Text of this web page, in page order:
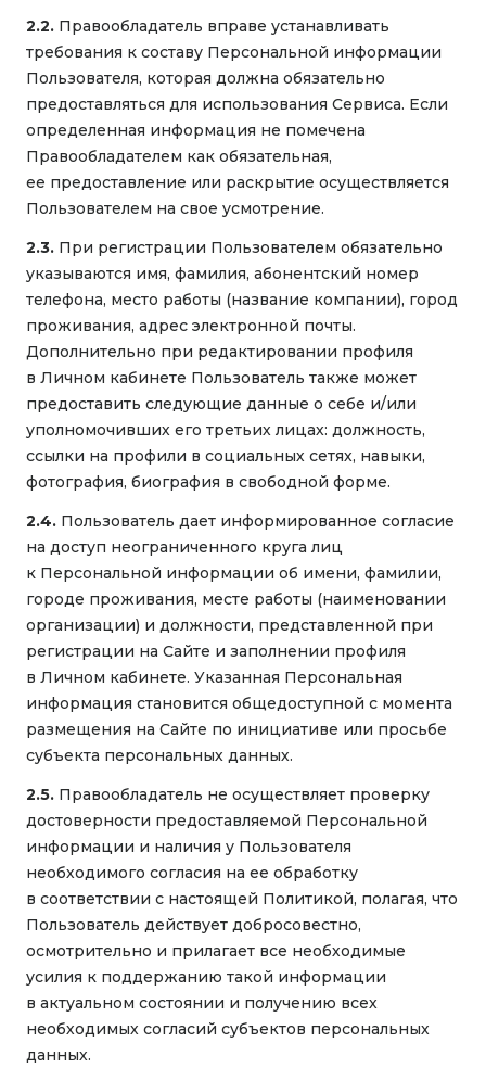
2.2. Правообладатель вправе устанавливать
требования к составу Персональной информации
Пользователя, которая должна обязательно
предоставляться для использования Сервиса. Если
определенная информация не помечена
Правообладателем как обязательная,
ее предоставление или раскрытие осуществляется
Пользователем на свое усмотрение.
2.3. При регистрации Пользователем обязательно
указываются имя, фамилия, абонентский номер
телефона, место работы (название компании), город
проживания, адрес электронной почты.
Дополнительно при редактировании профиля
в Личном кабинете Пользователь также может
предоставить следующие данные о себе и/или
уполномочивших его третьих лицах: должность,
ссылки на профили в социальных сетях, навыки,
фотография, биография в свободной форме.
2.4. Пользователь дает информированное согласие
на доступ неограниченного круга лиц
к Персональной информации об имени, фамилии,
городе проживания, месте работы (наименовании
организации) и должности, представленной при
регистрации на Сайте и заполнении профиля
в Личном кабинете. Указанная Персональная
информация становится общедоступной с момента
размещения на Сайте по инициативе или просьбе
субъекта персональных данных.
2.5. Правообладатель не осуществляет проверку
достоверности предоставляемой Персональной
информации и наличия у Пользователя
необходимого согласия на ее обработку
в соответствии с настоящей Политикой, полагая, что
Пользователь действует добросовестно,
осмотрительно и прилагает все необходимые
усилия к поддержанию такой информации
в актуальном состоянии и получению всех
необходимых согласий субъектов персональных
данных.